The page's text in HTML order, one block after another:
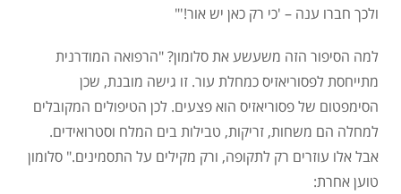
ולכך חברו ענה – 'כי רק כאן יש אור!'"
למה הסיפור הזה משעשע את סלומון? "הרפואה המודרנית
מתייחסת לפסוריאזיס כמחלת עור. זו גישה מובנת, שכן
הסימפטום של פסוריאזיס הוא פצעים. לכן הטיפולים המקובלים
למחלה הם משחות, זריקות, טבילות בים המלח וסטרואידים.
אבלאלו עוזרים רק לתקופה, ורק מקילים על התסמינים." סלומון
טוען אחרת: